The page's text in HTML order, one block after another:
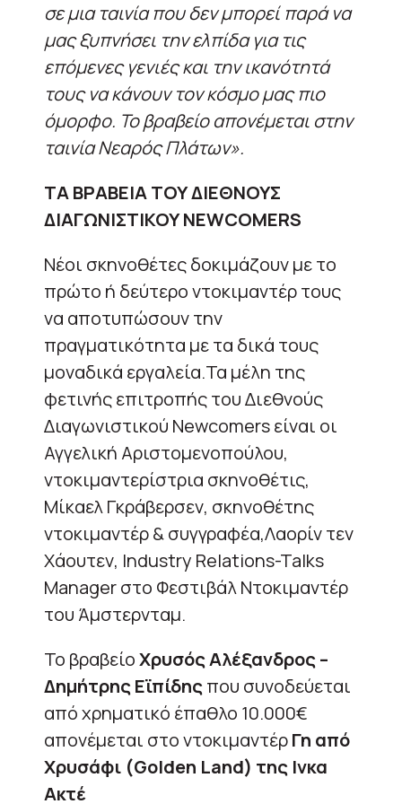
σε μια ταινία που δεν μπορεί παρά να
μας ξυπνήσει την ελπίδα για τις
επόμενες γενιές και την ικανότητά
τους να κάνουν τον κόσμο μας πιο
όμορφο. Το βραβείο απονέμεται στην
ταινία Νεαρός Πλάτων».
ΤΑ ΒΡΑΒΕΙΑ ΤΟΥ ΔΙΕΘΝΟΥΣ
ΔΙΑΓΩΝΙΣΤΙΚΟΥ NEWCOMERS
Νέοι σκηνοθέτες δοκιμάζουν με το
πρώτο ή δεύτερο ντοκιμαντέρ τους
να αποτυπώσουν την
πραγματικότητα με τα δικά τους
μοναδικά εργαλεία.Τα μέλη της
φετινής επιτροπής του Διεθνούς
Διαγωνιστικού Newcomers είναι οι
Αγγελική Αριστομενοπούλου,
ντοκιμαντερίστρια σκηνοθέτις,
Μίκαελ Γκράβερσεν, σκηνοθέτης
ντοκιμαντέρ & συγγραφέα,Λαορίν τεν
Χάουτεν, Industry Relations-Talks
Manager στο Φεστιβάλ Ντοκιμαντέρ
του Άμστερνταμ.
Το βραβείοΧρυσός Αλέξανδρος –
Δημήτρης Εϊπίδηςπου συνοδεύεται
από χρηματικό έπαθλο 10.000€
απονέμεται στο ντοκιμαντέρΓη από
Χρυσάφι (Golden Land) της Ινκα
Ακτέ